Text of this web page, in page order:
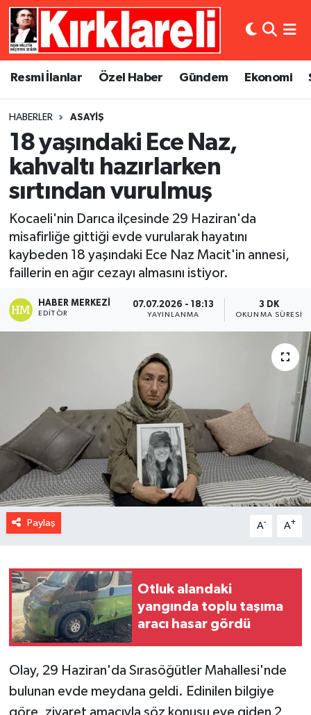
Resmi İlanlar Özel Haber Gündem Ekonomi
HABERLER ASAYIŞ
18 yaşındaki Ece Naz,
kahvaltı hazırlarken
sırtından vurulmuş
Kocaeli'nin Darıca ilçesinde 29 Haziran'da
misafirliğe gittiği evde vurularak hayatını
kaybeden 18 yaşındaki Ece Naz Macit'in annesi,
faillerin en ağır cezayı almasını istiyor.
HABER MERKEZI
EDITÖR
07.07.2026 - 18:13
YAYINLANMA
3 DK
OKUNMA SÜRESI
Paylaş A- A+
Otluk alandaki
yangında toplu taşıma
aracı hasar gördü
Olay, 29 Haziran'da Sırasöğütler Mahallesi'nde
bulunan evde meydana geldi. Edinilen bilgiye
göre, ziyaret amacıyla söz konusu eve giden 2
Resmi İlanlar
Gündem
Ekonomi
Siyaset
Spor
Asayiş
Dünya
Eğitim
Kültür Sanat
Magazin
Medya
Sağlık
Künye
Gizlilik Sözleşmesi
Merkez Nöbetçi Eczaneler
Merkez Trafik Yoğunluk Haritası
Süper Lig Puan Durumu ve Fikstür
Tüm Manşetler
Son Dakika Haberleri
Haber Arşivi